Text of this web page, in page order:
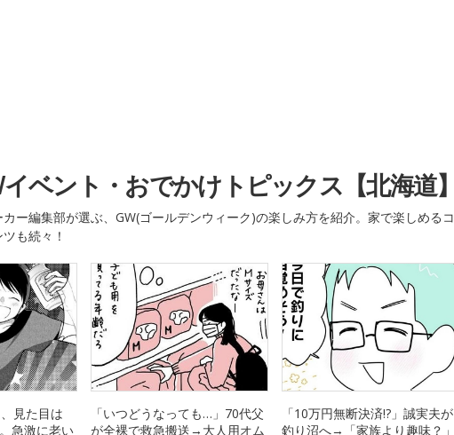
イベント・おでかけトピックス【北海道】
カー編集部が選ぶ、GW(ゴールデンウィーク)の楽しみ方を紹介。家で楽しめるコ
も続々！
見た目は
急激に老い
「いつどうなっても…」70代父
が全裸で救急搬送→大人用オム
「10万円無断決済!?」誠実夫が
釣り沼へ→「家族より趣味？」